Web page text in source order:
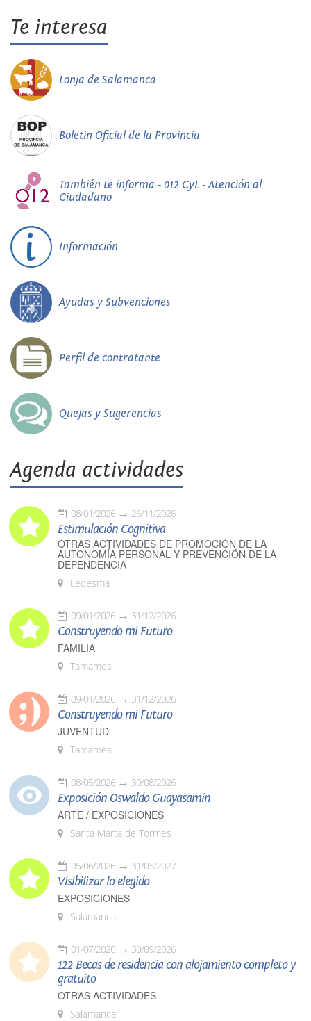
Te interesa
Lonja de Salamanca
Boletín Oficial de la Provincia
También te informa - 012 CyL - Atención al
Ciudadano
Información
Ayudas y Subvenciones
Perfil de contratante
Quejas y Sugerencias
Agenda actividades
08/01/2026 26/11/2026
Estimulación Cognitiva
OTRAS ACTIVIDADES DE PROMOCIÓN DE LA
AUTONOMÍA PERSONAL Y PREVENCIÓN DE LA
DEPENDENCIA
Ledesma
09/01/2026 31/12/2026
Construyendo mi Futuro
FAMILIA
Tamames
09/01/2026 31/12/2026
Construyendo mi Futuro
JUVENTUD
Tamames
08/05/2026 30/08/2026
Exposición Oswaldo Guayasamín
ARTE / EXPOSICIONES
Santa Marta de Tormes
05/06/2026 31/03/2027
Visibilizar lo elegido
EXPOSICIONES
Salamanca
01/07/2026 30/09/2026
122 Becas de residencia con alojamiento completo y
gratuito
OTRAS ACTIVIDADES
Salamanca